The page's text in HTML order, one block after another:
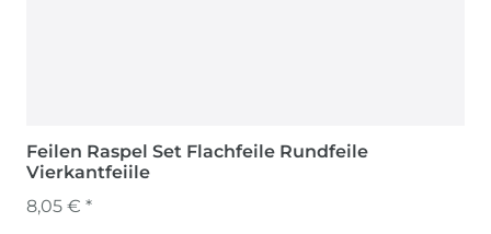
Feilen Raspel Set Flachfeile Rundfeile
Vierkantfeiile
8,05 € *